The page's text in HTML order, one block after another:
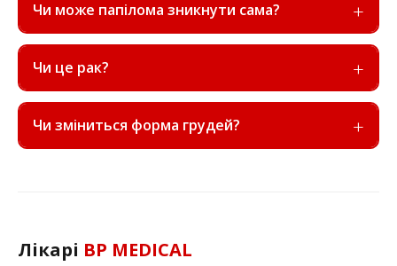
Чи може папілома зникнути сама?
Чи це рак?
Чи зміниться форма грудей?
Лікарі BP MEDICAL